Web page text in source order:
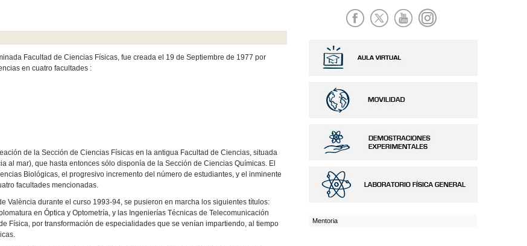
Facultad de Ciencias Físicas, fue creada el 19 de Septiembre de 1977 por
en cuatro facultades :
de la Sección de Ciencias Físicas en la antigua Facultad de Ciencias, situada
al mar), que hasta entonces sólo disponía de la Sección de Ciencias Químicas. El
Biológicas, el progresivo incremento del número de estudiantes, y el inminente
facultades mencionadas.
València durante el curso 1993-94, se pusieron en marcha los siguientes títulos:
en Óptica y Optometría, y las Ingenierías Técnicas de Telecomunicación
Física, por transformación de especialidades que se venían impartiendo, al tiempo
Mentoria